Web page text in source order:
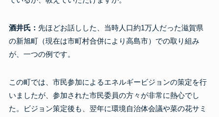
酒井氏： 先ほどお話しした、当時人口約1万人だった滋賀県
の新旭町（現在は市町村合併により高島市）での取り組み
が、一つの例です。
この町では、市民参加によるエネルギービジョンの策定を行
いましたが、参加された市民委員の方々が非常に熱心でし
た。ビジョン策定後も、翌年に環境自治体会議や菜の花サミ